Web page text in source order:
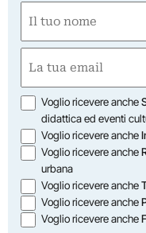
(Obbligatorio)
Nome
(Obbligatorio)
Opzioni
Voglio ricevere anche
didattica ed eventi
Voglio ricevere anche
Voglio ricevere anche
urbana
Voglio ricevere anche
Voglio ricevere anche
Voglio ricevere anche